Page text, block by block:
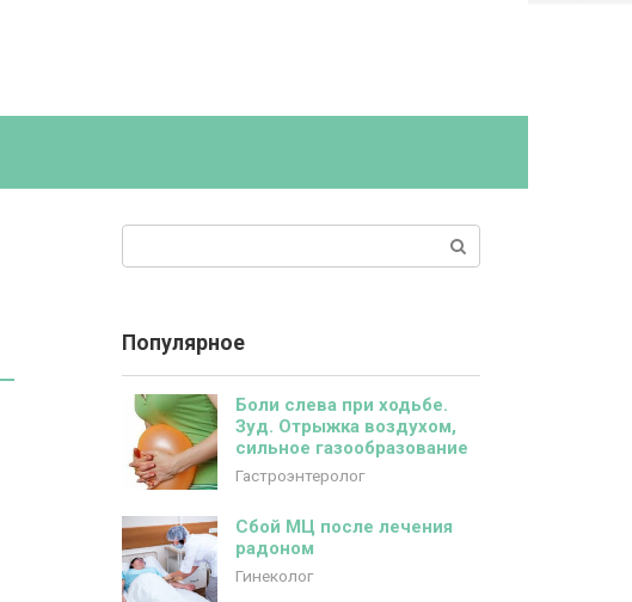
Популярное
Боли слева при ходьбе.
Зуд. Отрыжка воздухом,
сильное газообразование
Гастроэнтеролог
Cбой МЦ после лечения
радоном
Гинеколог